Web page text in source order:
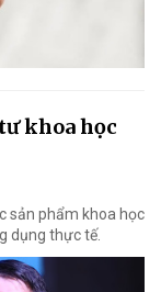
khoa học
sản phẩm khoa học
dụng thực tế.